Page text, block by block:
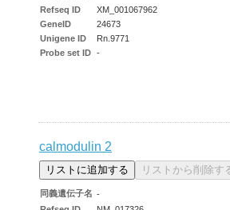
Refseq ID
XM_001067962
GeneID
24673
Unigene ID
Rn.9771
Probe set ID -
calmodulin 2
同義遺伝子名 -